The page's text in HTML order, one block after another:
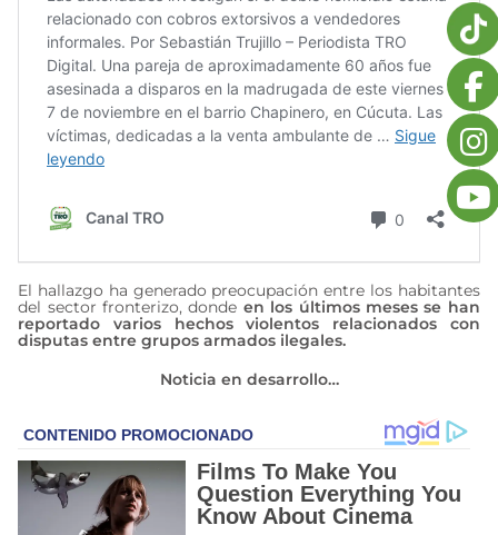
El hallazgo ha generado preocupación entre los habitantes
del sector fronterizo, donde en los últimos meses se han
reportado varios hechos violentos relacionados con
disputas entre grupos armados ilegales.
Noticia en desarrollo…